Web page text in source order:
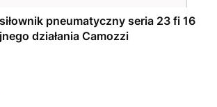
pneumatyczny seria 23 fi 16
działania Camozzi